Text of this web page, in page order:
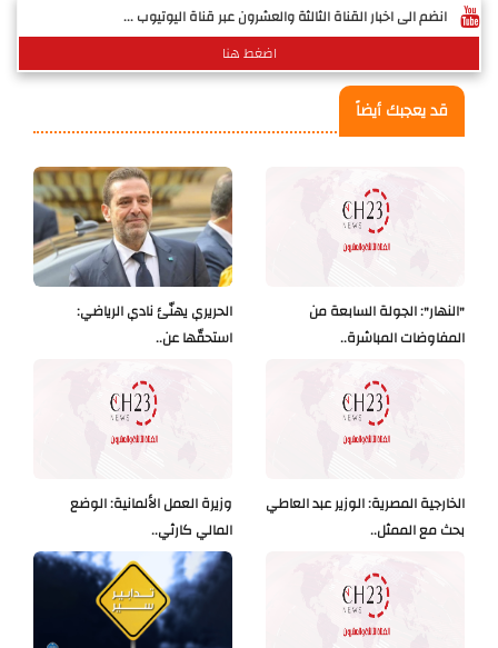
انضم الى اخبار القناة الثالثة والعشرون عبر قناة اليوتيوب ...
اضغط هنا
قد يعجبك أيضاً
الحريري يهنّئ نادي الرياضي:
استحقّها عن..
"النهار": الجولة السابعة من
المفاوضات المباشرة..
وزيرة العمل الألمانية: الوضع
المالي كارثي..
الخارجية المصرية: الوزير عبد العاطي
بحث مع الممثل..